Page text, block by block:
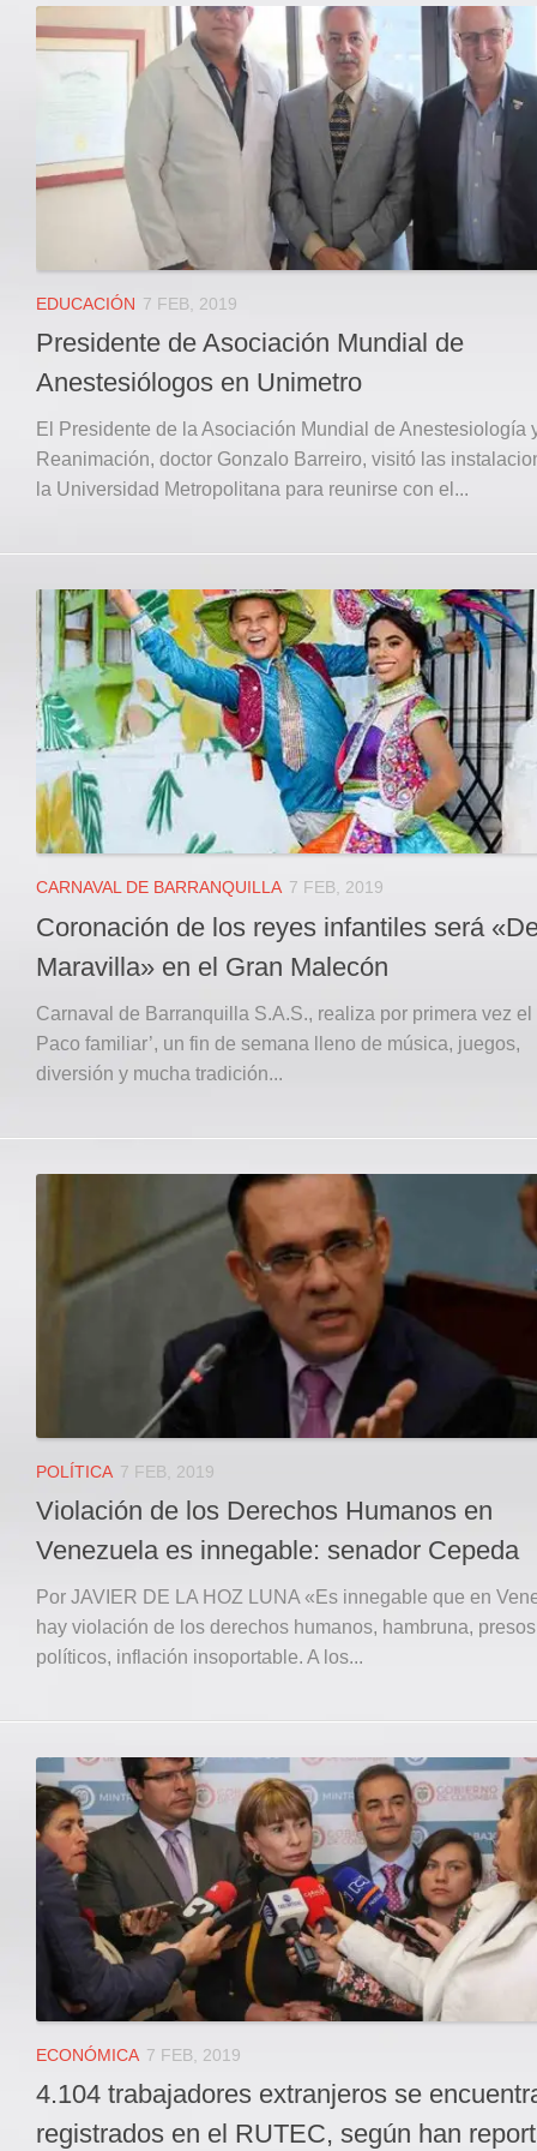
EDUCACIÓN 7 FEB, 2019
Presidente de Asociación Mundial de
Anestesiólogos en Unimetro
El Presidente de la Asociación Mundial de Anestesiología
Reanimación, doctor Gonzalo Barreiro, visitó las
la Universidad Metropolitana para reunirse con el...
CARNAVAL DE BARRANQUILLA 7 FEB, 2019
Coronación de los reyes infantiles será
Maravilla» en el Gran Malecón
Carnaval de Barranquilla S.A.S., realiza por primera vez el
Paco familiar’, un fin de semana lleno de música, juegos,
diversión y mucha tradición...
POLÍTICA 7 FEB, 2019
Violación de los Derechos Humanos en
Venezuela es innegable: senador Cepeda
Por JAVIER DE LA HOZ LUNA «Es innegable que en
hay violación de los derechos humanos, hambruna, presos
políticos, inflación insoportable. A los...
ECONÓMICA 7 FEB, 2019
4.104 trabajadores extranjeros se
registrados en el RUTEC, según han